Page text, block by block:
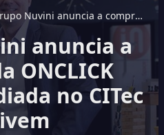
Nuvini anuncia a compra
ONCLICK empresa sediada no
CITec Univem
anuncia a
ONCLICK
no CITec